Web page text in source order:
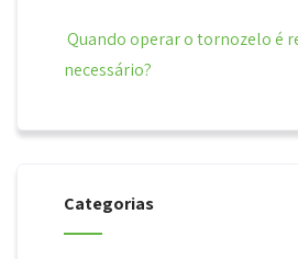
Quando operar o tornozelo é
necessário?
Categorias